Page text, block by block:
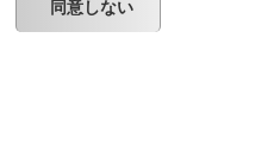
同意しない